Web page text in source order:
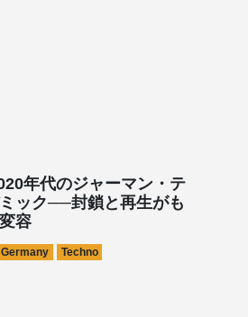
年代のジャーマン・テ
ック──封鎖と再生がも
容
Germany Techno